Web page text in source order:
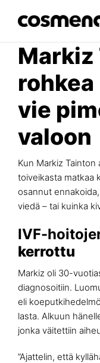
Markiz
vie
valoon
Kun Markiz
toiveikasta matkaa
osannut
viedä – tai kuinka
IVF-
kerrottu
Markiz oli 30-
diagnosoitiin.
eli
lasta. Alkuun
jonka väitettiin
”Ajattelin, että